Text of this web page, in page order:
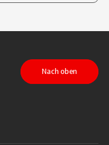
LinkedIn
Nach oben